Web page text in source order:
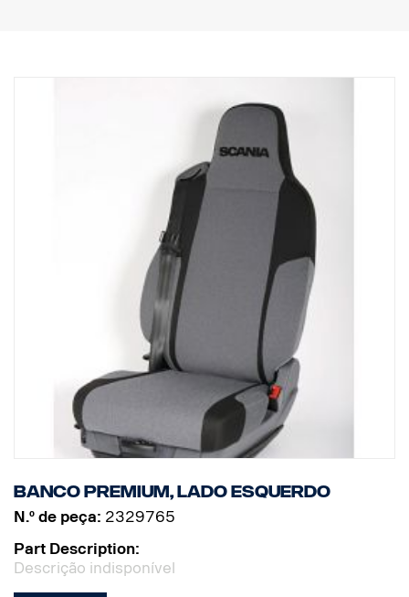
Banco Premium, lado esquerdo
N.º de peça: 2329765
Part Description:
Descrição indisponível